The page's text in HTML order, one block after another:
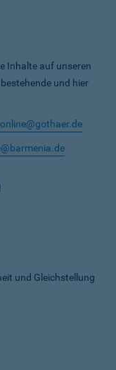
Inhalte auf unseren
und hier
und Gleichstellung